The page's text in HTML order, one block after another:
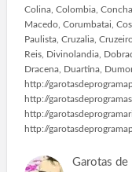
Colina, Colombia,
Macedo, Corumbatai,
Paulista, Cruzalia,
Reis, Divinolandia,
Dracena, Duartina,
http://
http://
http://
http://
Garotas de